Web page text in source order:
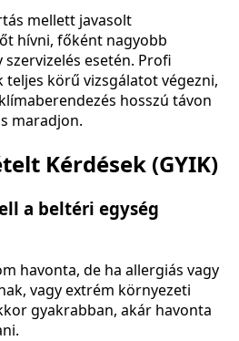
mellett javasolt
hívni, főként nagyobb
esetén. Profi
teljes körű vizsgálatot végezni,
hosszú távon
maradjon.
Kérdések (GYIK)
a beltéri egység
havonta, de ha allergiás vagy
vagy extrém környezeti
gyakrabban, akár havonta